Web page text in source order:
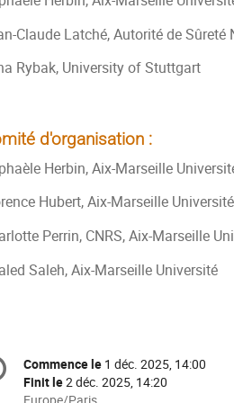
Claude Latché, Autorité de
Rybak, University of Stuttgart
d'organisation :
Herbin, Aix-Marseille
Hubert, Aix-Marseille Université
Perrin, CNRS, Aix-Marseille
Saleh, Aix-Marseille Université
Date/Heure
Commence le 1 déc. 2025, 14:00
Finit le2 déc. 2025, 14:20
Toutes
Europe/Paris